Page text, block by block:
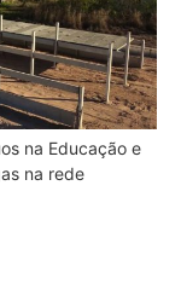
na Educação e
na rede